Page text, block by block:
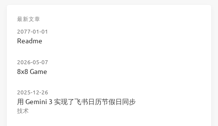
最新文章
2077-01-01
Readme
2026-05-07
8x8 Game
2025-12-26
用 Gemini 3 实现了飞书日历节假日同步
技术